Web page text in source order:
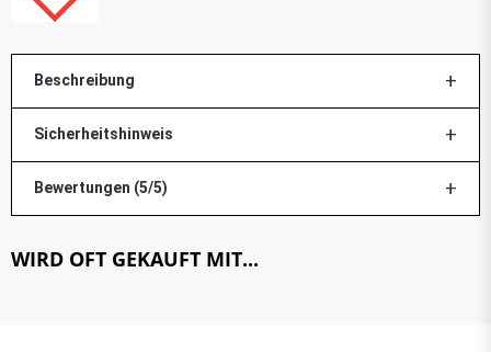
Beschreibung
Sicherheitshinweis
Bewertungen (5/5)
WIRD OFT GEKAUFT MIT...